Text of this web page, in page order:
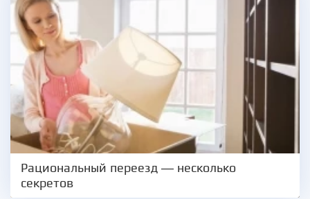
Рациональный переезд — несколько
секретов